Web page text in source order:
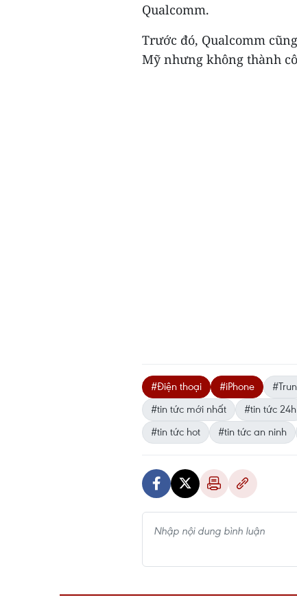
Qualcomm.
Trước đó, Qualcomm
Mỹ nhưng không thành
#Điện thoại #iPhone
#tin tức mới nhất
#tin tức 24h
#tin tức hot
#tin tức an ninh